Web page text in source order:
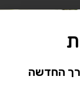
החדשה